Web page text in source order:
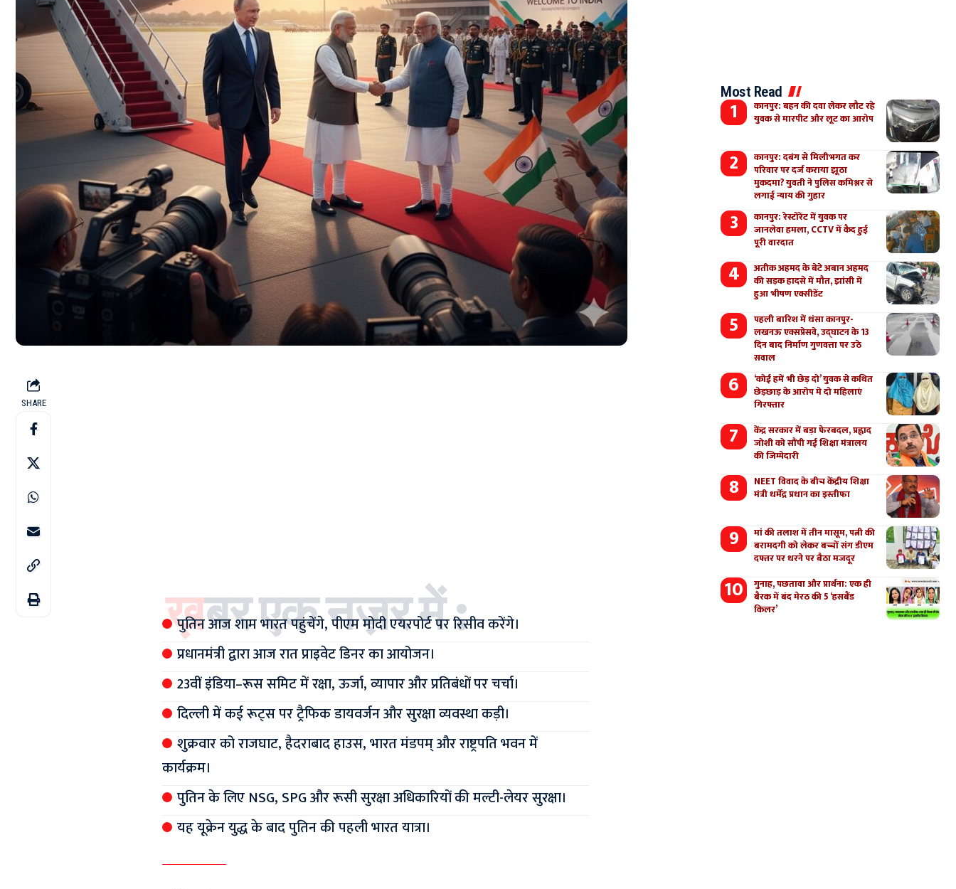
SHARE
ख़बर एक नज़र में :
पुतिन आज शाम भारत पहुंचेंगे, पीएम मोदी एयरपोर्ट पर रिसीव करेंगे।
प्रधानमंत्री द्वारा आज रात प्राइवेट डिनर का आयोजन।
23वीं इंडिया–रूस समिट में रक्षा, ऊर्जा, व्यापार और प्रतिबंधों पर चर्चा।
दिल्ली में कई रूट्स पर ट्रैफिक डायवर्जन और सुरक्षा व्यवस्था कड़ी।
शुक्रवार को राजघाट, हैदराबाद हाउस, भारत मंडपम् और राष्ट्रपति भवन में
कार्यक्रम।
पुतिन के लिए NSG, SPG और रूसी सुरक्षा अधिकारियों की मल्टी-लेयर सुरक्षा।
यह यूक्रेन युद्ध के बाद पुतिन की पहली भारत यात्रा।
Most Read
कानपुर: बहन की दवा लेकर लौट रहे
युवक से मारपीट और लूट का आरोप
कानपुर: दबंग से मिलीभगत कर
परिवार पर दर्ज कराया झूठा
मुकदमा? युवती ने पुलिस कमिश्नर से
लगाई न्याय की गुहार
कानपुर: रेस्टोरेंट में युवक पर
जानलेवा हमला, CCTV में कैद हुई
पूरी वारदात
अतीक अहमद के बेटे अबान अहमद
की सड़क हादसे में मौत, झांसी में
हुआ भीषण एक्सीडेंट
पहली बारिश में धंसा कानपुर-
लखनऊ एक्सप्रेसवे, उद्घाटन के 13
दिन बाद निर्माण गुणवत्ता पर उठे
सवाल
‘कोई हमें भी छेड़ दो’ युवक से कथित
छेड़छाड़ के आरोप मे दो महिलाएं
गिरफ्तार
केंद्र सरकार में बड़ा फेरबदल, प्रह्लाद
जोशी को सौंपी गई शिक्षा मंत्रालय
की जिम्मेदारी
NEET विवाद के बीच केंद्रीय शिक्षा
मंत्री धर्मेंद्र प्रधान का इस्तीफा
मां की तलाश में तीन मासूम, पत्नी की
बरामदगी को लेकर बच्चों संग डीएम
दफ्तर पर धरने पर बैठा मजदूर
गुनाह, पछतावा और प्रार्थना: एक ही
बैरक में बंद मेरठ की 5 ‘हसबैंड
किलर’